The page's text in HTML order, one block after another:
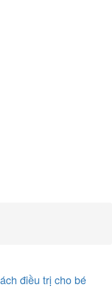
điều trị cho bé